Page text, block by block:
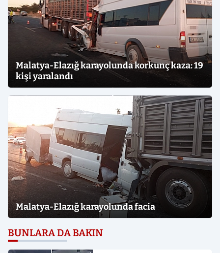
Malatya-Elazığ karayolunda korkunç kaza: 19
kişi yaralandı
Malatya-Elazığ karayolunda facia
BUNLARA DA BAKIN